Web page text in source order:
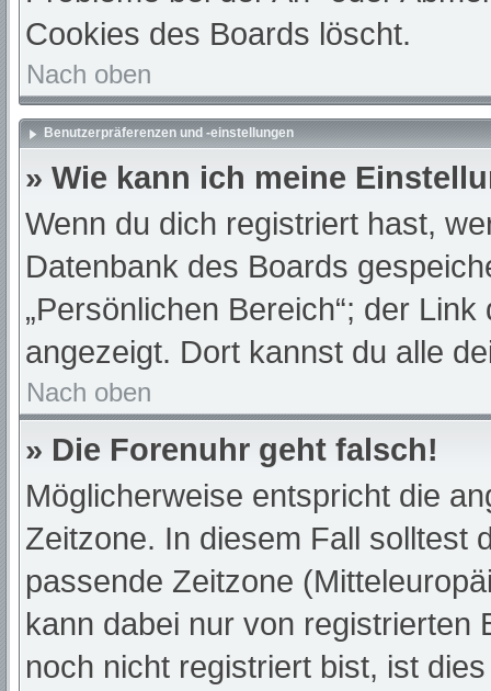
Cookies des Boards löscht.
Nach oben
Benutzerpräferenzen und -einstellungen
» Wie kann ich meine
Wenn du dich registriert hast,
Datenbank des Boards
„Persönlichen Bereich“; der
angezeigt. Dort kannst du alle
Nach oben
» Die Forenuhr geht falsch!
Möglicherweise entspricht die
Zeitzone. In diesem Fall solltest
passende Zeitzone
kann dabei nur von registrierten
noch nicht registriert bist, ist